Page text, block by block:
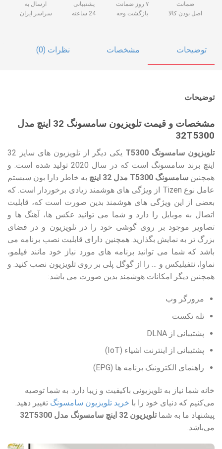
ضمانت
اصل بودن کالا
۷ روز ضمانت
بازگشت وجه
پشتیبانی
24 ساعته
ارسال به
سراسر ایران
توضیحات مشخصات نظرات (0)
توضیحات
مشخصات و قیمت تلویزیون سامسونگ 32 اینچ مدل
32T5300
تلویزیون سامسونگ T5300
یکی دیگر از تلویزیون های سایز 32
اینچ برند سامسونگ است که در سال 2020 تولید شده است. و
همچنین سامسونگ T5300 مدل 32 اینچ
به خاطر دارا بون سیستم
عامل نوع Tizen از ویژگی های هوشمند زیادی برخوردار است. که
بعضی از این ویژگی های هوشمند بدین صورت است که، قابلیت
اتصال به موبایل را دارد و شما می توانید عکس ها، آهنگ ها و
تصاویر موجود بر روی گوشی خود را در تلویزیون و در فضای
بزرگ تر به نمایش بگذارید. همچنین دارای قابلیت نصب برنامه می
باشد که شما می توانید برنامه های مورد نیاز خود مانند فیلمو،
نماوا، نتفیلیکس و … را از گوگل پلی بر روی تلویزیون نصب کنید. و
همچنین دیگر امکانات هوشمند بدین صورت می باشد:
مرورگر وب
تله تکست
پشتیبانی از DLNA
پشتیبانی از اینترنت اشیاء (IoT)
راهنمای الکترونیک برنامه ها (EPG)
خانه شما نیاز به تلویزیونی باکیفیت و زیبا دارد. به شما توصیه
می‌کنیم که دنیای خود را با خرید تلویزیون‌ سامسونگ تغییر دهید.
پیشنهاد ما به شماتلویزیون 32 اینچ سامسونگ مدل 32T5300
می‌باشد.